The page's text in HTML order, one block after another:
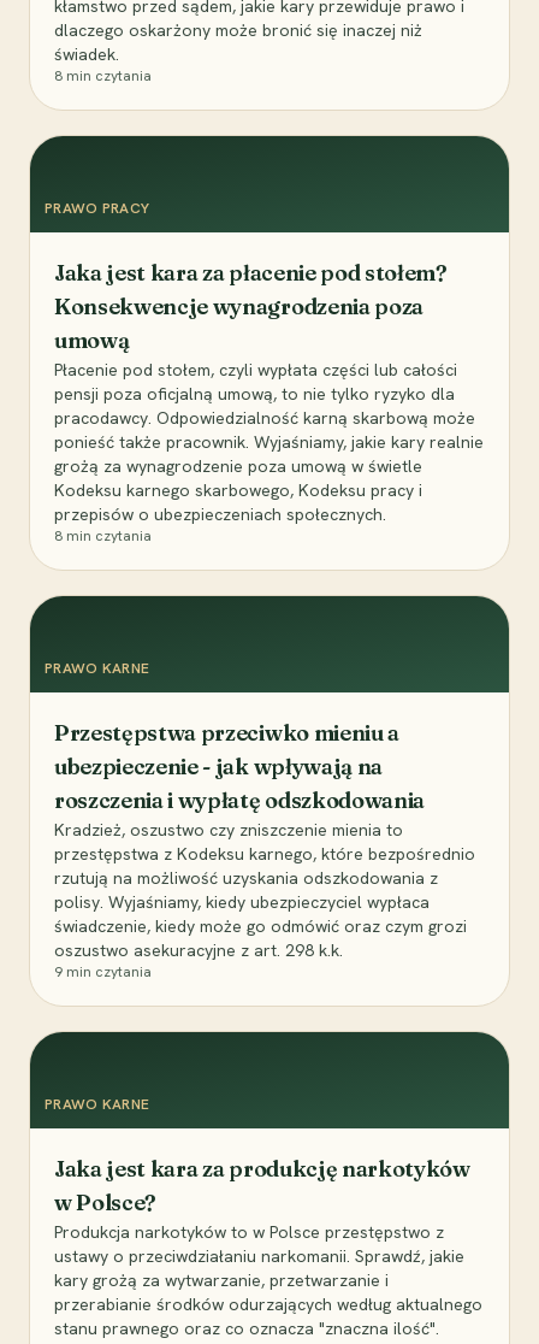
kłamstwo przed sądem, jakie kary przewiduje prawo i
dlaczego oskarżony może bronić się inaczej niż
świadek.
8 min czytania
PRAWO PRACY
Jaka jest kara za płacenie pod stołem?
Konsekwencje wynagrodzenia poza
umową
Płacenie pod stołem, czyli wypłata części lub całości
pensji poza oficjalną umową, to nie tylko ryzyko dla
pracodawcy. Odpowiedzialność karną skarbową może
ponieść także pracownik. Wyjaśniamy, jakie kary realnie
grożą za wynagrodzenie poza umową w świetle
Kodeksu karnego skarbowego, Kodeksu pracy i
przepisów o ubezpieczeniach społecznych.
8 min czytania
PRAWO KARNE
Przestępstwa przeciwko mieniu a
ubezpieczenie - jak wpływają na
roszczenia i wypłatę odszkodowania
Kradzież, oszustwo czy zniszczenie mienia to
przestępstwa z Kodeksu karnego, które bezpośrednio
rzutują na możliwość uzyskania odszkodowania z
polisy. Wyjaśniamy, kiedy ubezpieczyciel wypłaca
świadczenie, kiedy może go odmówić oraz czym grozi
oszustwo asekuracyjne z art. 298 k.k.
9 min czytania
PRAWO KARNE
Jaka jest kara za produkcję narkotyków
w Polsce?
Produkcja narkotyków to w Polsce przestępstwo z
ustawy o przeciwdziałaniu narkomanii. Sprawdź, jakie
kary grożą za wytwarzanie, przetwarzanie i
przerabianie środków odurzających według aktualnego
stanu prawnego oraz co oznacza "znaczna ilość".